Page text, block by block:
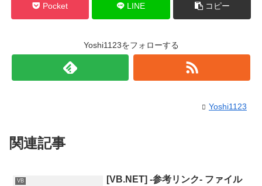
Pocket LINE コピー
Yoshi1123をフォローする
Yoshi1123
関連記事
VB
[VB.NET] -参考リンク- ファイル